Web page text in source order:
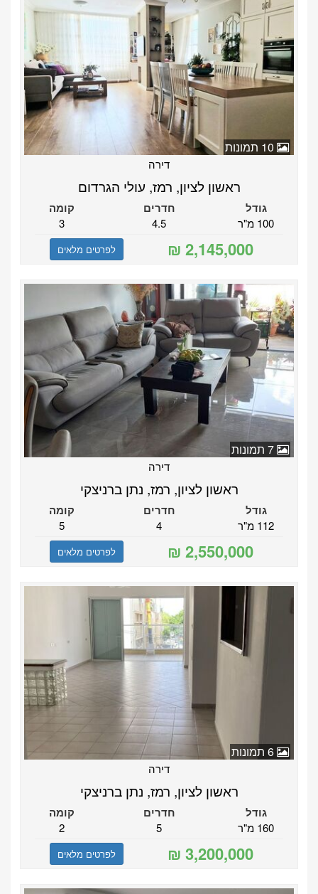
דירה
ראשון לציון, רמז, עולי הגרדום
גודל
100 מ"ר
חדרים
4.5
קומה
3
לפרטים מלאים
דירה
ראשון לציון, רמז, נתן ברניצקי
גודל
112 מ"ר
חדרים
4
קומה
5
לפרטים מלאים
דירה
ראשון לציון, רמז, נתן ברניצקי
גודל
160 מ"ר
חדרים
5
קומה
2
לפרטים מלאים